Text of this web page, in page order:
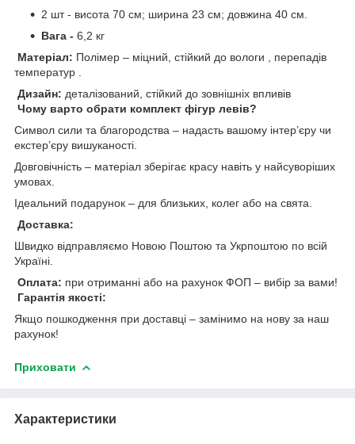
2 шт - висота 70 см; ширина 23 см; довжина 40 см.
Вага - 6,2 кг
Матеріал: Полімер – міцний, стійкий до вологи , перепадів
температур .
Дизайн: деталізований, стійкий до зовнішніх впливів
Чому варто обрати комплект фігур левів?
Символ сили та благородства – надасть вашому інтер’єру чи
екстер’єру вишуканості.
Довговічність – матеріал зберігає красу навіть у найсуворіших
умовах.
Ідеальний подарунок – для близьких, колег або на свята.
Доставка:
Швидко відправляємо Новою Поштою та Укрпоштою по всій
Україні.
Оплата: при отриманні або на рахунок ФОП – вибір за вами!
Гарантія якості:
Якщо пошкодження при доставці – замінимо на нову за наш
рахунок!
Приховати
Характеристики